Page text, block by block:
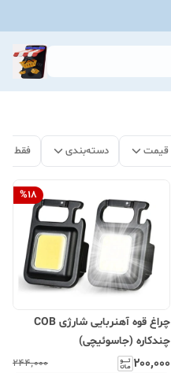
قیمت دسته‌بندی فقط
%18
چراغ قوه آهنربایی شارژی COB
چندکاره (جاسوئیچی)
۲۰۰٬۰۰۰ ۲۴۴٬۰۰۰